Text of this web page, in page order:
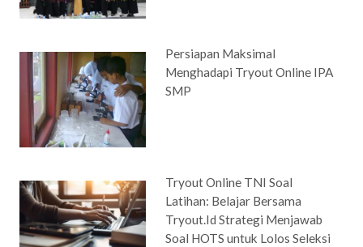
Persiapan Maksimal
Menghadapi Tryout Online IPA
SMP
Tryout Online TNI Soal
Latihan: Belajar Bersama
Tryout.Id Strategi Menjawab
Soal HOTS untuk Lolos Seleksi